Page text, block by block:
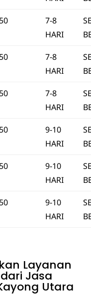
50
7-8
HARI
50
7-8
HARI
50
7-8
HARI
50
9-10
HARI
50
9-10
HARI
50
9-10
HARI
Layanan
Jasa
Utara